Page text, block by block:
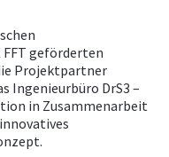
geförderten
Projektpartner
Ingenieurbüro DrS3 –
in Zusammenarbeit